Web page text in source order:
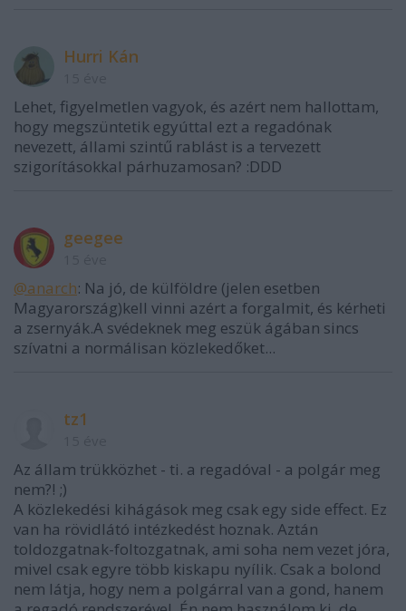
Hurri Kán
Lehet, figyelmetlen vagyok, és azért nem hallottam,
hogy megszüntetik egyúttal ezt a regadónak
nevezett, állami szintű rablást is a tervezett
szigorításokkal párhuzamosan? :DDD
geegee
@anarch: Na jó, de külföldre (jelen esetben
Magyarország)kell vinni azért a forgalmit, és kérheti
a zsernyák.A svédeknek meg eszük ágában sincs
szívatni a normálisan közlekedőket...
tz1
Az állam trükközhet - ti. a regadóval - a polgár meg
nem?! ;)
A közlekedési kihágások meg csak egy side effect. Ez
van ha rövidlátó intézkedést hoznak. Aztán
toldozgatnak-foltozgatnak, ami soha nem vezet jóra,
mivel csak egyre több kiskapu nyílik. Csak a bolond
nem látja, hogy nem a polgárral van a gond, hanem